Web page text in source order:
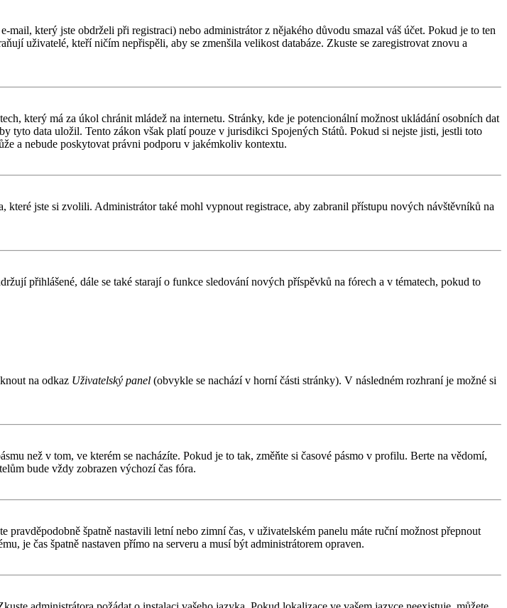
který jste obdrželi při registraci) nebo administrátor z nějakého důvodu smazal váš účet. Pokud je to ten
uživatelé, kteří ničím nepřispěli, aby se zmenšila velikost databáze. Zkuste se zaregistrovat znovu a
který má za úkol chránit mládež na internetu. Stránky, kde je potencionální možnost ukládání osobních dat
tyto data uložil. Tento zákon však platí pouze v jurisdikci Spojených Států. Pokud si nejste jisti, jestli toto
a nebude poskytovat právni podporu v jakémkoliv kontextu.
které jste si zvolili. Administrátor také mohl vypnout registrace, aby zabranil přístupu nových návštěvníků na
přihlášené, dále se také starají o funkce sledování nových příspěvků na fórech a v tématech, pokud to
na odkaz Uživatelský panel (obvykle se nachází v horní části stránky). V následném rozhraní je možné si
než v tom, ve kterém se nacházíte. Pokud je to tak, změňte si časové pásmo v profilu. Berte na vědomí,
bude vždy zobrazen výchozí čas fóra.
pravděpodobně špatně nastavili letní nebo zimní čas, v uživatelském panelu máte ruční možnost přepnout
je čas špatně nastaven přímo na serveru a musí být administrátorem opraven.